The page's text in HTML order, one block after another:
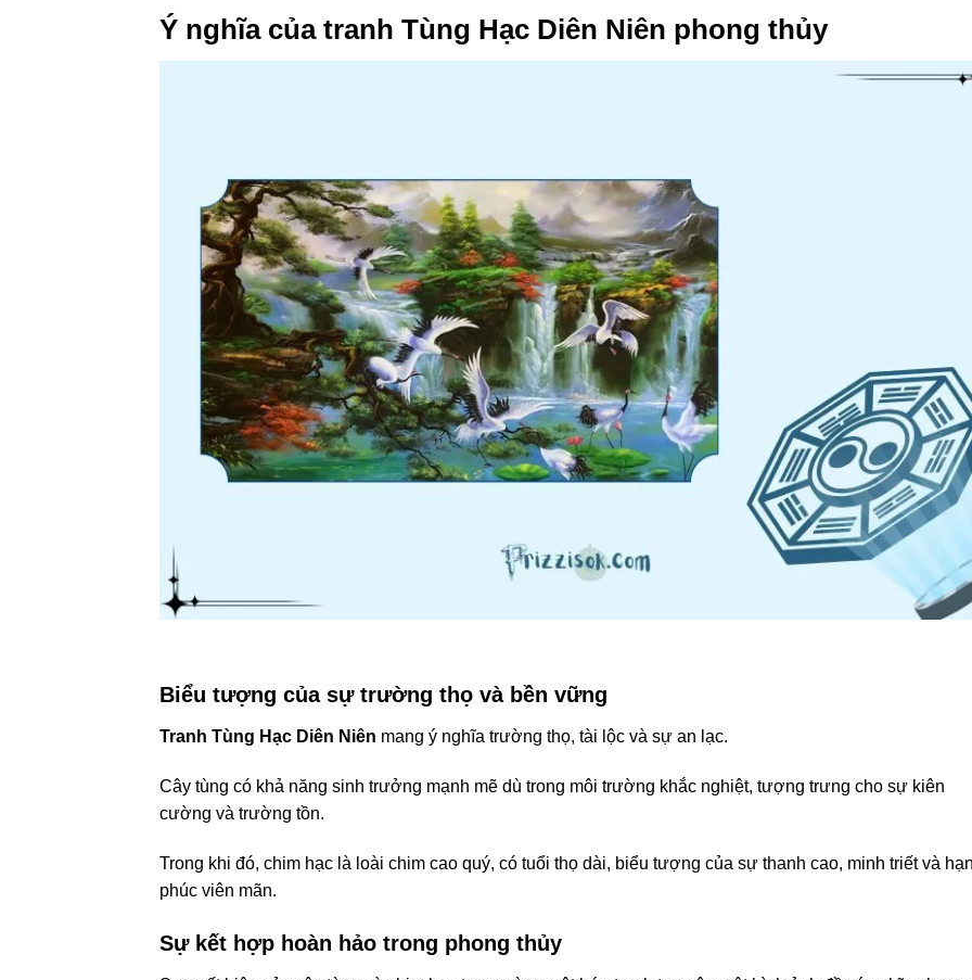
Ý nghĩa của tranh Tùng Hạc Diên Niên phong thủy
Biểu tượng của sự trường thọ và bền vững
Tranh Tùng Hạc Diên Niên mang ý nghĩa trường thọ, tài lộc và sự an lạc.
Cây tùng có khả năng sinh trưởng mạnh mẽ dù trong môi trường khắc nghiệt, tượng trưng cho sự kiên
cường và trường tồn.
Trong khi đó, chim hạc là loài chim cao quý, có tuổi thọ dài, biểu tượng của sự thanh cao, minh triết và
phúc viên mãn.
Sự kết hợp hoàn hảo trong phong thủy